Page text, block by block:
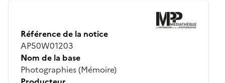
Référence de la notice
AP50W01203
Nom de la base
Photographies (Mémoire)